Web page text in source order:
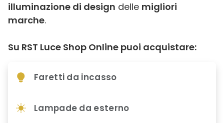
illuminazione di design delle migliori
marche.
Su RST Luce Shop Online puoi acquistare:
Faretti da incasso
Lampade da esterno